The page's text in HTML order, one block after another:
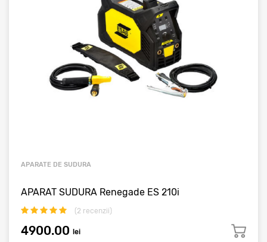
APARATE DE SUDURA
APARAT SUDURA Renegade ES 210i
(2 recenzii)
4900.00 lei